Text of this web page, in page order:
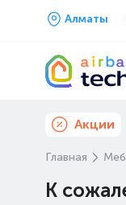
Алматы
Акции
Главная
К